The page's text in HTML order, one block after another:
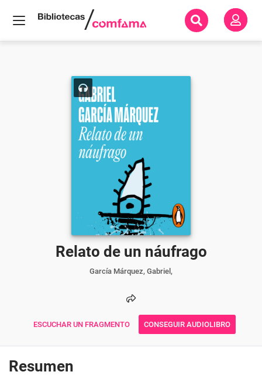
Relato de un náufrago
García Márquez, Gabriel,
ESCUCHAR UN FRAGMENTO CONSEGUIR AUDIOLIBRO
Resumen